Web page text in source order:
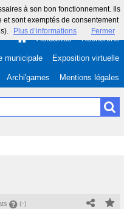
à son bon fonctionnement. Ils
sont exemptés de consentement
Plus d’informations Fermer
Actualités Recherche
municipale Exposition virtuelle
Archi'games Mentions légales
(-)